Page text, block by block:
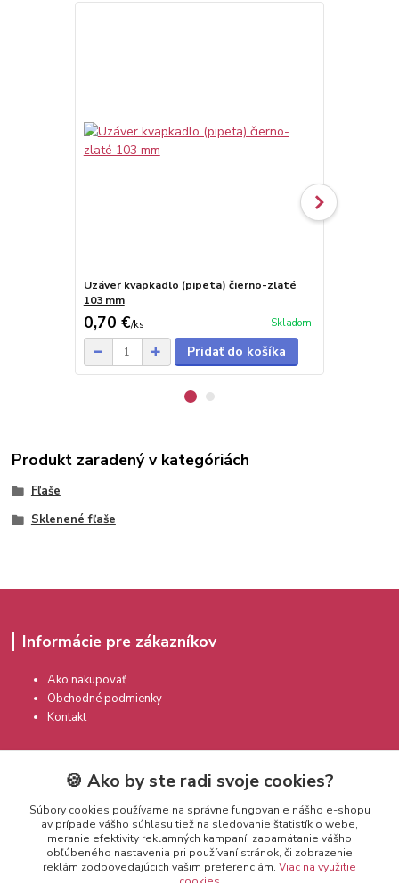
Uzáver kvapkadlo (pipeta) čierno-zlaté
103 mm
0,70 €/ks Skladom
Pridať do košíka
Produkt zaradený v kategóriách
Fľaše
Sklenené fľaše
Informácie pre zákazníkov
Ako nakupovať
Obchodné podmienky
Kontakt
Kontakty
🍪 Ako by ste radi svoje cookies?
Súbory cookies používame na správne fungovanie nášho e-shopu
av prípade vášho súhlasu tiež na sledovanie štatistík o webe,
meranie efektivity reklamných kampaní, zapamätanie vášho
obľúbeného nastavenia pri používaní stránok, či zobrazenie
reklám zodpovedajúcich vašim preferenciám. Viac na využitie